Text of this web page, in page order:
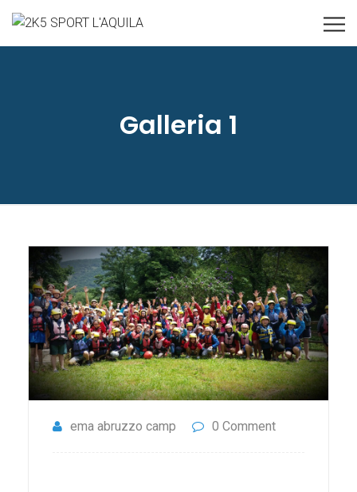
Galleria 1
ema abruzzo camp 0 Comment